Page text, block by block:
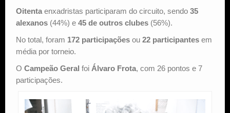
Oitenta enxadristas participaram do circuito, sendo 35
alexanos (44%) e 45 de outros clubes (56%).
No total, foram 172 participações ou 22 participantes em
média por torneio.
O Campeão Geral foi Álvaro Frota, com 26 pontos e 7
participações.